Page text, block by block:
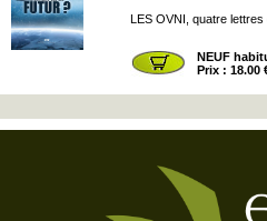
LES OVNI, quatre
NEUF
Prix : 18.00